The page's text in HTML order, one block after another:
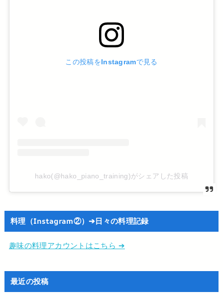
この投稿をInstagramで見る
hako(@hako_piano_training)がシェアした投稿
料理（Instagram②）➔日々の料理記録
趣味の料理アカウントはこちら ➔
最近の投稿